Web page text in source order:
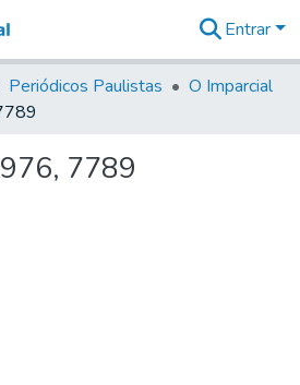
&
Coleções
Tudo na
Digital
Entrar
Periódicos Paulistas
O Imparcial
7789